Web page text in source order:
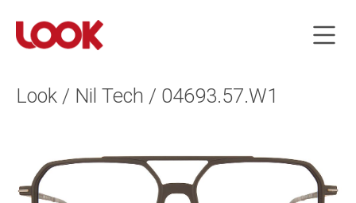
Look / Nil Tech / 04693.57.W1